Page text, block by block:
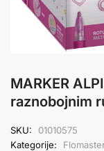
MARKER
raznobojnim
SKU:
01010575
Kategorije: